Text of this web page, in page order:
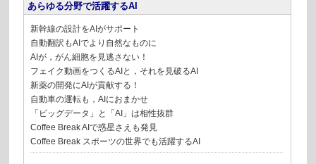
あらゆる分野で活躍するAI
新幹線の設計をAIがサポート
自動翻訳もAIでより自然なものに
AIが，がん細胞を見逃さない！
フェイク動画をつくるAIと，それを見破るAI
新薬の開発にAIが貢献する！
自動車の運転も，AIにおまかせ
「ビッグデータ」と「AI」は相性抜群
Coffee BreakAIで惑星さえも発見
Coffee Break スポーツの世界でも活躍するAI